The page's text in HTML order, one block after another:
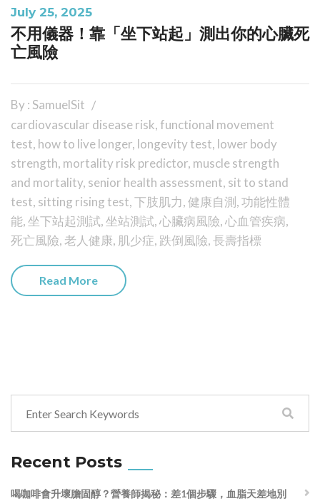
July 25, 2025
不用儀器！靠「坐下站起」測出你的心臟死
亡風險
By : SamuelSit
cardiovascular disease risk,functional movement
test, how to live longer, longevity test, lower body
strength, mortality risk predictor, muscle strength
and mortality, senior health assessment, sit to stand
test, sitting rising test,下肢肌力,健康自測 ,功能性體
能,坐下站起測試,坐站測試,心臟病風險,心血管疾病,
死亡風險,老人健康, 肌少症, 跌倒風險,長壽指標
Read More
Recent Posts
喝咖啡會升壞膽固醇？營養師揭秘：差1個步驟，血脂天差地別